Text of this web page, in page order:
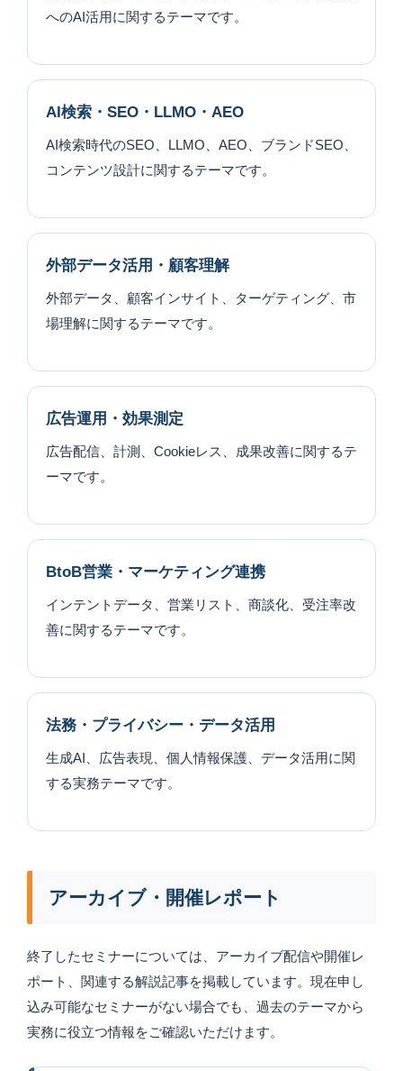
へのAI活用に関するテーマです。
AI検索・SEO・LLMO・AEO
AI検索時代のSEO、LLMO、AEO、ブランドSEO、
コンテンツ設計に関するテーマです。
外部データ活用・顧客理解
外部データ、顧客インサイト、ターゲティング、市
場理解に関するテーマです。
広告運用・効果測定
広告配信、計測、Cookieレス、成果改善に関するテ
ーマです。
BtoB営業・マーケティング連携
インテントデータ、営業リスト、商談化、受注率改
善に関するテーマです。
法務・プライバシー・データ活用
生成AI、広告表現、個人情報保護、データ活用に関
する実務テーマです。
アーカイブ・開催レポート
終了したセミナーについては、アーカイブ配信や開催レ
ポート、関連する解説記事を掲載しています。現在申し
込み可能なセミナーがない場合でも、過去のテーマから
実務に役立つ情報をご確認いただけます。